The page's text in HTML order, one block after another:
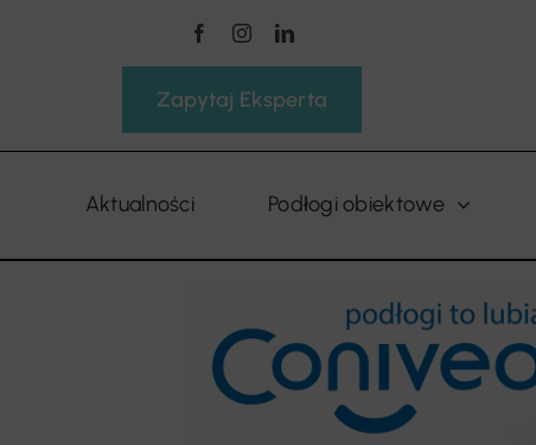
Zapytaj Eksperta
Aktualności Podłogi obiektowe